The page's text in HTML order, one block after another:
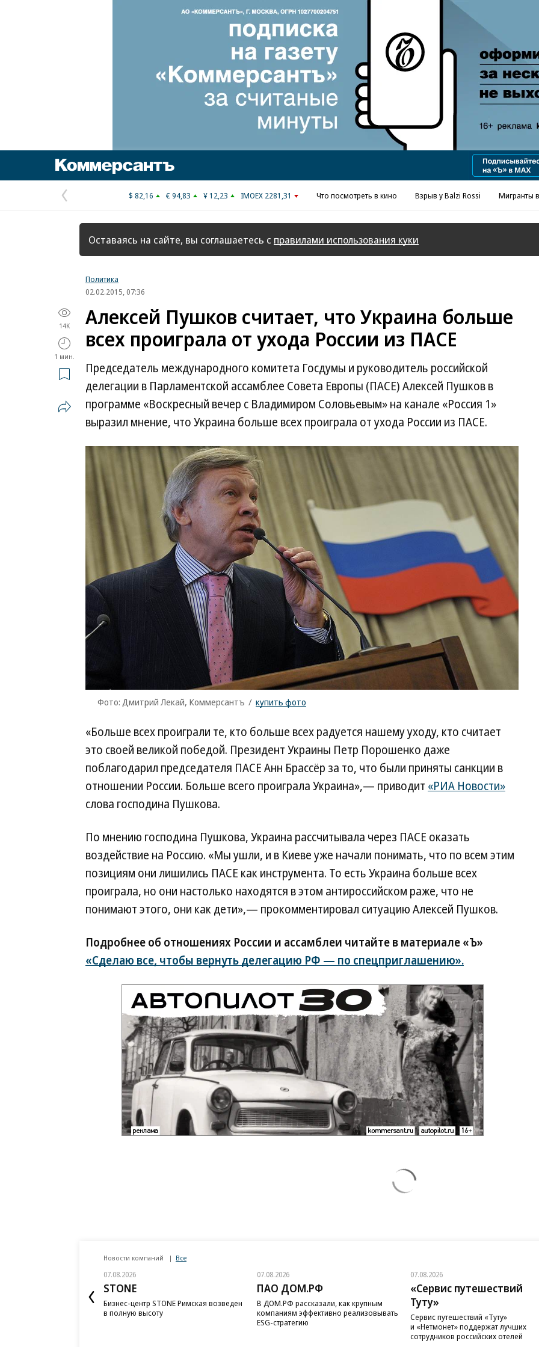
Реклама в «Ъ» www.kommersant.ru/ad
Предыдущая
страница
$ 82,16 € 94,83 ¥ 12,23 IMOEX 2281,31 Что посмотреть в кино Взрыв у Balzi Rossi Мигранты
Оставаясь на сайте, вы соглашаетесь с правилами использования куки
Политика
02.02.2015, 07:36
14K
1 мин.
Алексей Пушков считает, что Украина больше
всех проиграла от ухода России из ПАСЕ
Председатель международного комитета Госдумы и руководитель российской
делегации в Парламентской ассамблее Совета Европы (ПАСЕ) Алексей Пушков в
программе «Воскресный вечер с Владимиром Соловьевым» на канале «Россия 1»
выразил мнение, что Украина больше всех проиграла от ухода России из ПАСЕ.
Фото: Дмитрий Лекай, Коммерсантъ / купить фото
«Больше всех проиграли те, кто больше всех радуется нашему уходу, кто считает
это своей великой победой. Президент Украины Петр Порошенко даже
поблагодарил председателя ПАСЕ Анн Брассёр за то, что были приняты санкции в
отношении России. Больше всего проиграла Украина»,— приводит «РИА Новости»
слова господина Пушкова.
По мнению господина Пушкова, Украина рассчитывала через ПАСЕ оказать
воздействие на Россию. «Мы ушли, и в Киеве уже начали понимать, что по всем этим
позициям они лишились ПАСЕ как инструмента. То есть Украина больше всех
проиграла, но они настолько находятся в этом антироссийском раже, что не
понимают этого, они как дети»,— прокомментировал ситуацию Алексей Пушков.
Подробнее об отношениях России и ассамблеи читайте в материале «Ъ»
«Сделаю все, чтобы вернуть делегацию РФ — по спецприглашению».
Новости компаний Все
07.08.2026
STONE
Бизнес-центр STONE Римская возведен
в полную высоту
07.08.2026
ПАО ДОМ.РФ
В ДОМ.РФ рассказали, как крупным
компаниям эффективно реализовывать
ESG-стратегию
07.08.2026
«Сервис путешествий
Туту»
Сервис путешествий «Туту»
и «Нетмонет» поддержат лучших
сотрудников российских отелей